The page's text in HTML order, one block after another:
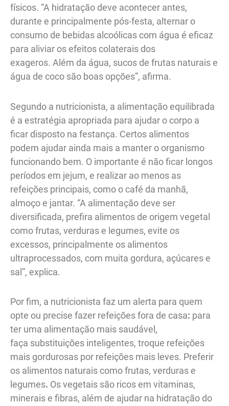
físicos. “A hidratação deve acontecer antes,
durante e principalmente pós-festa, alternar o
consumo de bebidas alcoólicas com água é eficaz
para aliviar os efeitos colaterais dos
exageros. Além da água, sucos de frutas naturais e
água de coco são boas opções”, afirma.
Segundo a nutricionista, a alimentação equilibrada
é a estratégia apropriada para ajudar o corpo a
ficar disposto na festança. Certos alimentos
podem ajudar ainda mais a manter o organismo
funcionando bem. O importante é não ficar longos
períodos em jejum, e realizar ao menos as
refeições principais, como o café da manhã,
almoço e jantar. “A alimentação deve ser
diversificada, prefira alimentos de origem vegetal
como frutas, verduras e legumes, evite os
excessos, principalmente os alimentos
ultraprocessados, com muita gordura, açúcares e
sal”, explica.
Por fim, a nutricionista faz um alerta para quem
opte ou precise fazer refeições fora de casa: para
ter uma alimentação mais saudável,
faça substituições inteligentes, troque refeições
mais gordurosas por refeições mais leves. Preferir
os alimentos naturais como frutas, verduras e
legumes. Os vegetais são ricos em vitaminas,
minerais e fibras, além de ajudar na hidratação do